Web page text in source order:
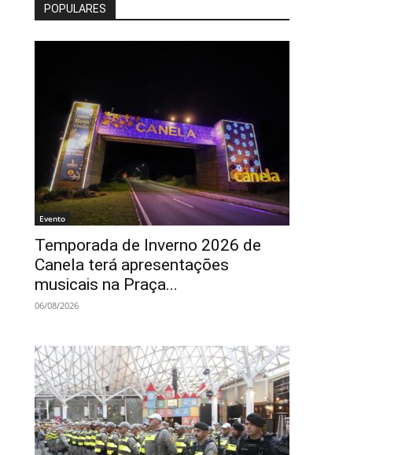
POPULARES
Evento
Temporada de Inverno 2026 de
Canela terá apresentações
musicais na Praça...
06/08/2026